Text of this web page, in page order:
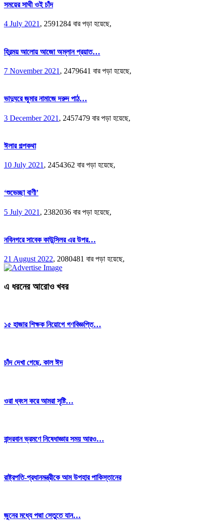
সময়ের সাথী ওই চাঁদ
4 July 2021, 2591284 বার পড়া হয়েছে,
হিরন্ময় আলোয় আজো অম্লান প্রয়াত…
7 November 2021 , 2479641 বার পড়া হয়েছে,
ভাদুঘরে জুমার নামাজে দরুদ পাঠ…
3 December 2021 , 2457479 বার পড়া হয়েছে,
ঈলার গল্পকথা
10 July 2021 , 2454362 বার পড়া হয়েছে,
‘শুভেচ্ছা বাণী’
5 July 2021 , 2382036 বার পড়া হয়েছে,
নবিনগরে সাবেক কাউন্সিলর এর উপর…
21 August 2022, 2080481 বার পড়া হয়েছে,
এ ধরনের আরোও খবর
১৫ হাজার শিক্ষক নিয়োগে গণবিজ্ঞপ্তি…
চাঁদ দেখা গেছে, কাল ঈদ
ওরা ধ্বংস করে আমরা সৃষ্টি…
বান্দরবান ভ্রমণে নিষেধাজ্ঞার সময় আরও…
রাষ্ট্রপতি-প্রধানমন্ত্রীকে আম উপহার পাকিস্তানের
জুনের মধ্যে পদ্মা সেতুতে যান…